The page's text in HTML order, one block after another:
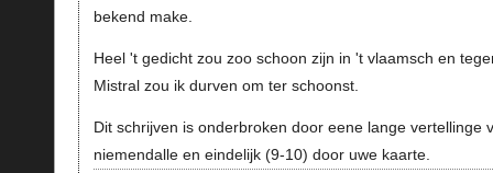
bekend make.
Heel 't gedicht zou zoo schoon zijn in 't vlaamsch en
Mistral zou ik durven om ter schoonst.
Dit schrijven is onderbroken door eene lange vertellinge
niemendalle en eindelijk (9-10) door uwe kaarte.